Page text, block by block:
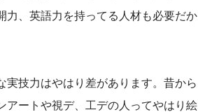
力、英語力を持ってる人材も必要だか
技力はやはり差があります。昔から
アートや視デ、工デの人ってやはり絵